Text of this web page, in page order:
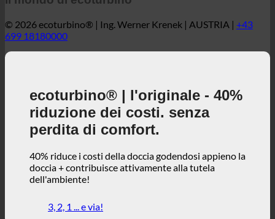
© 2026 ecoturbino® | Ing. Werner Krenek | AUSTRIA | +43
699 18180000
ecoturbino® | l'originale - 40%
riduzione dei costi. senza
perdita di comfort.
40% riduce i costi della doccia godendosi appieno la
doccia + contribuisce attivamente alla tutela
dell'ambiente!
3, 2, 1 ... e via!